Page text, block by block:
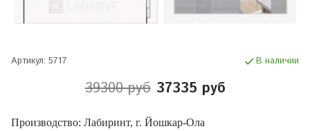
Артикул: 5717 В наличии
39300 руб 37335 руб
Производство: Лабиринт, г. Йошкар-Ола